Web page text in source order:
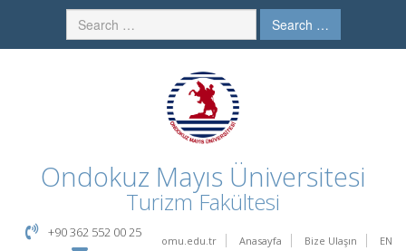
Search …
Ondokuz Mayıs Üniversitesi
Turizm Fakültesi
omu.edu.tr Anasayfa Bize Ulaşın EN
+90 362 552 00 25